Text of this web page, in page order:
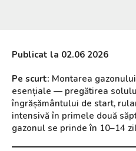
Publicat la 02.06 2026
Pe scurt: Montarea
esențiale — pregătirea
îngrășământului de start,
intensivă în primele două
gazonul se prinde în 10–14